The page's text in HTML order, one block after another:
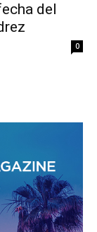
del
0